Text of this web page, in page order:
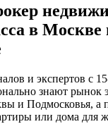
в Москве
и экспертов с
знают рынок
и Подмосковья, а
или дома для